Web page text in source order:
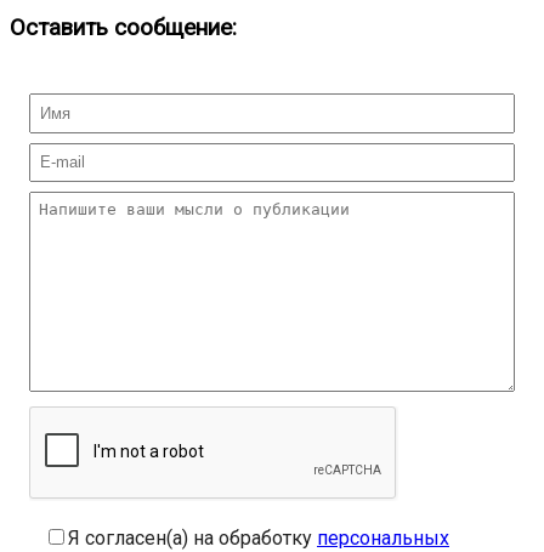
Оставить сообщение:
Я согласен(а) на обработку персональных